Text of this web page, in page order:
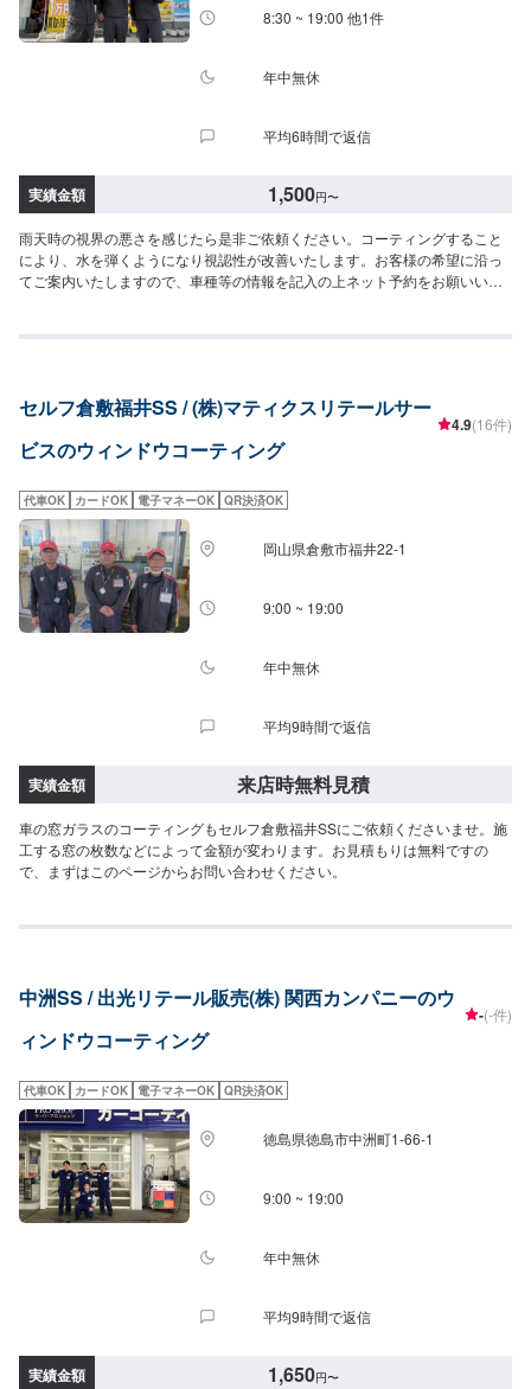
中の特別価格＜A＞ヘッドライトクリーン＆プロテクト8,500円▶︎6,900円＜B
＞レンズコーティング＋ヘッドライトクリーンセット軽四：9,600円▶︎8,100
コーティング（フロント）＜D＞超撥水ガラスコーティング（全面）[タイ
まとめたコースがさらにお得！》◎各コース特別価格（税込）◎»[レンズ]の
す。⚪︎ガーネット＜A＞＋＜D＞＋＜E＞軽四：26,900円▶︎22,000円軽四以
外：29,100円〜▶︎23,500円⚪︎エメラルド＜A＞＋＜C＞＋＜E＞軽四：22,500
四：16,500円▶︎13,500円軽四以外：17,300円〜▶︎14,000円⚪︎ルビー＜A＞＋
＜C＞軽四：12,100円▶︎9,800円軽四以外：12,300円〜▶︎9,900円⚪︎サファイ
ア＜B＞＋＜D＞＋＜E＞軽四：28,000円▶︎22,800円軽四以外：31,700円〜
軽四以外：26,700円〜▶︎21,500円⚪︎ターコイズ＜B＞＋＜D＞軽四：17,600
8:30 ~ 19:00 他1件
年中無休
平均6時間で返信
実績金額 1,500円〜
雨天時の視界の悪さを感じたら是非ご依頼ください。コーティングすること
により、水を弾くようになり視認性が改善いたします。お客様の希望に沿っ
てご案内いたしますので、車種等の情報を記入の上ネット予約をお願いいた
3,800円［全面（サンルーフ含む）］SS／S／M：8,000円L／LL：8,800円
む）］SS／S／M：3,900円L／LL／XL：4,500円【油膜取り】（施工時間：
10分〜）走行中に視界をさえぎるギラギラの油膜を除去［フロント］SS／S
／M：1,700円L／LL／XL：2,000円［全面（サンルーフ含む）］SS／S／
部分の輝きが増し、水あかの付着を防ぐ１枚あたり1,000円
セルフ倉敷福井SS / (株)マティクスリテールサー
ビスのウィンドウコーティング
4.9(16件)
代車OK カードOK 電子マネーOK QR決済OK
岡山県倉敷市福井22-1
9:00 ~ 19:00
年中無休
平均9時間で返信
実績金額 来店時無料見積
車の窓ガラスのコーティングもセルフ倉敷福井SSにご依頼くださいませ。施
工する窓の枚数などによって金額が変わります。お見積もりは無料ですの
で、まずはこのページからお問い合わせください。
中洲SS / 出光リテール販売(株) 関西カンパニーのウ
ィンドウコーティング
-(-件)
代車OK カードOK 電子マネーOK QR決済OK
徳島県徳島市中洲町1-66-1
9:00 ~ 19:00
年中無休
平均9時間で返信
実績金額 1,650円〜